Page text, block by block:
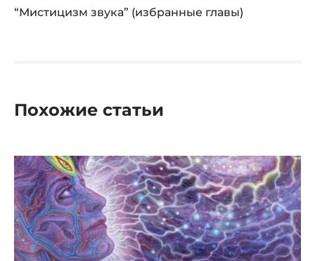
“Мистицизм звука” (избранные главы)
Похожие статьи